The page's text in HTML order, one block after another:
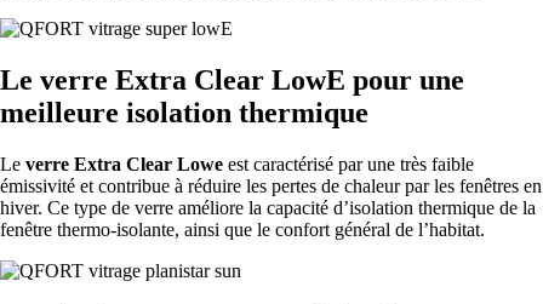
Le verre Extra Clear LowE pour une
meilleure isolation thermique
Le verre Extra Clear Lowe est caractérisé par une très faible
émissivité et contribue à réduire les pertes de chaleur par les fenêtres en
hiver. Ce type de verre améliore la capacité d’isolation thermique de la
fenêtre thermo-isolante, ainsi que le confort général de l’habitat.